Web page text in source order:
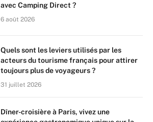
avec Camping Direct ?
6 août 2026
Quels sont les leviers utilisés par les
acteurs du tourisme français pour attirer
toujours plus de voyageurs ?
31 juillet 2026
Dîner-croisière à Paris, vivez une